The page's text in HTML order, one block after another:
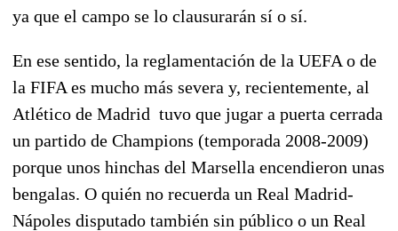
ya que el campo se lo clausurarán sí o sí.
En ese sentido, la reglamentación de la UEFA o de
la FIFA es mucho más severa y, recientemente, al
Atlético de Madrid tuvo que jugar a puerta cerrada
un partido de Champions (temporada 2008-2009)
porque unos hinchas del Marsella encendieron unas
bengalas. O quién no recuerda un Real Madrid-
Nápoles disputado también sin público o un Real